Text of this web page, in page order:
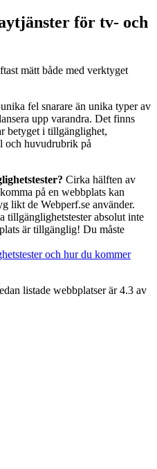
för tv- och
mätt både med verktyget
fel snarare än unika typer av
upp varandra. Det finns
betyget i tillgänglighet,
och huvudrubrik på
Cirka hälften av
på en webbplats kan
likt de Webperf.se använder.
tillgänglighets­tester absolut inte
är tillgänglig! Du måste
och hur du kommer
listade webbplatser är 4.3 av